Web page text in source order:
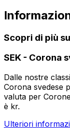
Scopri di più
SEK - Corona
Dalle nostre
Corona svedese
valuta per
è kr.
Ulteriori